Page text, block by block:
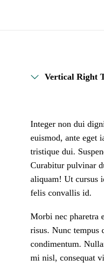
Vertical Right
Integer non dui
euismod, ante eget
tristique dui.
Curabitur pulvinar
aliquam! Ut cursus
felis convallis id.
Morbi nec pharetra
risus. Nunc tempus
condimentum.
mi nisl, consequat